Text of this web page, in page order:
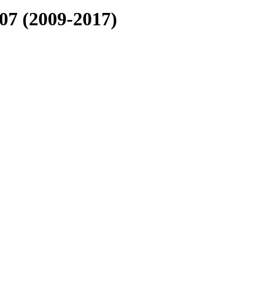
(2009-2017)